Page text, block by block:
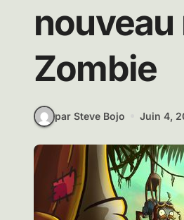
nouveau
Zombie
par Steve Bojo Juin 4,